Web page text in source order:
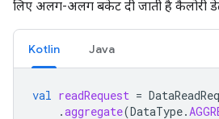
लिए अलग-अलग बकेट दी जाती है कैलोरी
Kotlin Java
val readRequest =
.aggregate(DataType.